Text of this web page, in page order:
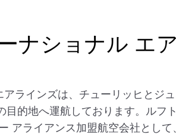
ナショナル エ
ラインズは、チューリッヒとジ
目的地へ運航しております。ルフ
アライアンス加盟航空会社として